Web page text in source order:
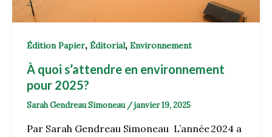
Édition Papier, Éditorial, Environnement
À quoi s’attendre en environnement
pour 2025?
Sarah Gendreau Simoneau /janvier 19, 2025
Par Sarah Gendreau Simoneau L’année 2024 a